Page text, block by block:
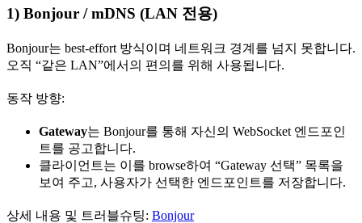
1) Bonjour / mDNS (LAN 전용)
Bonjour는 best-effort 방식이며 네트워크 경계를 넘지 못합니다.
오직 “같은 LAN”에서의 편의를 위해 사용됩니다.
동작 방향:
Gateway는 Bonjour를 통해 자신의 WebSocket 엔드포인
트를 공고합니다.
클라이언트는 이를 browse하여 “Gateway 선택” 목록을
보여 주고, 사용자가 선택한 엔드포인트를 저장합니다.
상세 내용 및 트러블슈팅: Bonjour